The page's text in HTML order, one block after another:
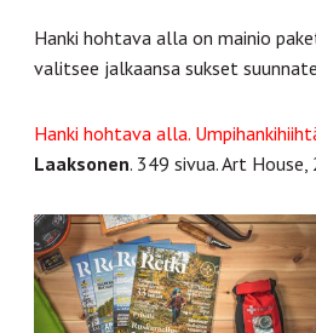
Hanki hohtava alla on mainio
valitsee jalkaansa sukset
Hanki hohtava alla.
Laaksonen. 349 sivua. Art House,